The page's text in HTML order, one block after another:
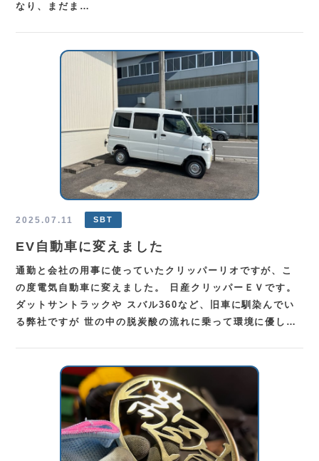
なり、まだま…
2025.07.11 SBT
EV自動車に変えました
通勤と会社の用事に使っていたクリッパーリオですが、こ
の度電気自動車に変えました。 日産クリッパーＥＶです。
ダットサントラックや スバル360など、旧車に馴染んでい
る弊社ですが 世の中の脱炭酸の流れに乗って環境に優し…